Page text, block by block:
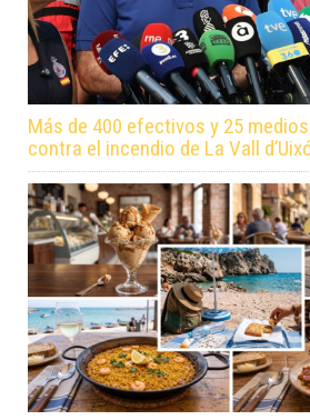
Más de 400 efectivos y 25
contra el incendio de La Vall